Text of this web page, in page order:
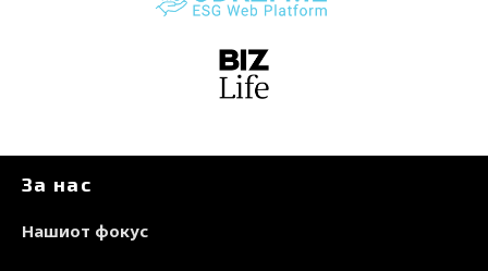
За нас
Нашиот фокус